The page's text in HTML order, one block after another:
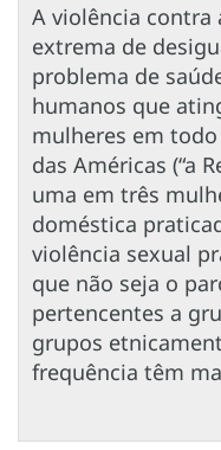
A violência contra
extrema de
problema de
humanos que
mulheres em
das Américas (“a
uma em três
doméstica
violência sexual
que não seja o
pertencentes a
grupos
frequência têm